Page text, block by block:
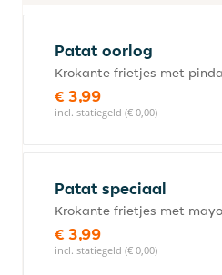
Patat oorlog
Krokante frietjes met
€ 3,99
incl. statiegeld (€ 0,00)
Patat speciaal
Krokante frietjes met
€ 3,99
incl. statiegeld (€ 0,00)